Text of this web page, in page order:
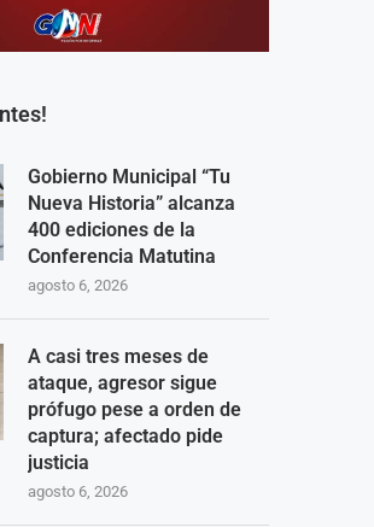
Gobierno Municipal “Tu
Nueva Historia” alcanza
400 ediciones de la
Conferencia Matutina
agosto 6, 2026
A casi tres meses de
ataque, agresor sigue
prófugo pese a orden de
captura; afectado pide
justicia
agosto 6, 2026